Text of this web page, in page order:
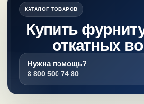
КАТАЛОГ ТОВАРОВ
Купить
откатных
Нужна помощь?
8 800 500 74 80